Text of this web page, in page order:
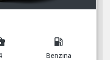
local_gas_station
Benzina